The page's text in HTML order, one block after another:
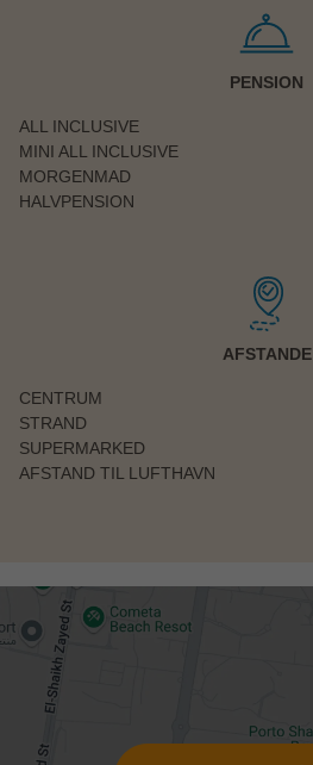
PENSION
ALL INCLUSIVE
MINI ALL INCLUSIVE
MORGENMAD
HALVPENSION
AFSTANDE
CENTRUM
STRAND
SUPERMARKED
AFSTAND TIL LUFTHAVN